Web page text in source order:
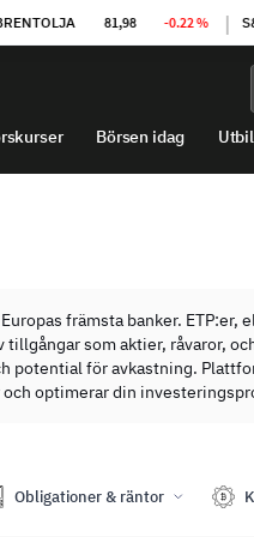
81,98 -0.22 % | S&P
Börsen idag
främsta banker. ETP:er,
som aktier, råvaror,
potential för avkastning.
optimerar din
Obligationer & räntor